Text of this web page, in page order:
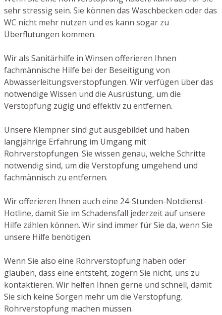
sehr stressig sein. Sie können das Waschbecken oder das
WC nicht mehr nutzen und es kann sogar zu
Überflutungen kommen.
Wir als Sanitärhilfe in Winsen offerieren Ihnen
fachmännische Hilfe bei der Beseitigung von
Abwasserleitungsverstopfungen. Wir verfügen über das
notwendige Wissen und die Ausrüstung, um die
Verstopfung zügig und effektiv zu entfernen.
Unsere Klempner sind gut ausgebildet und haben
langjährige Erfahrung im Umgang mit
Rohrverstopfungen. Sie wissen genau, welche Schritte
notwendig sind, um die Verstopfung umgehend und
fachmännisch zu entfernen.
Wir offerieren Ihnen auch eine 24-Stunden-Notdienst-
Hotline, damit Sie im Schadensfall jederzeit auf unsere
Hilfe zählen können. Wir sind immer für Sie da, wenn Sie
unsere Hilfe benötigen.
Wenn Sie also eine Rohrverstopfung haben oder
glauben, dass eine entsteht, zögern Sie nicht, uns zu
kontaktieren. Wir helfen Ihnen gerne und schnell, damit
Sie sich keine Sorgen mehr um die Verstopfung.
Rohrverstopfung machen müssen.